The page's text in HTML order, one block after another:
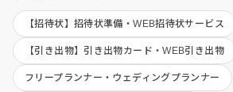
【招待状】招待状準備・WEB招待状サービス
【引き出物】引き出物カード・WEB引き出物
フリープランナー・ウェディングプランナー